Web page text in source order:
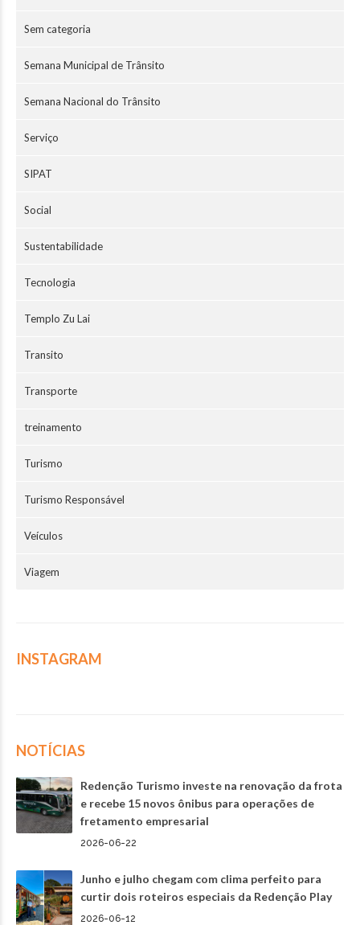
Sem categoria
Semana Municipal de Trânsito
Semana Nacional do Trânsito
Serviço
SIPAT
Social
Sustentabilidade
Tecnologia
Templo Zu Lai
Transito
Transporte
treinamento
Turismo
Turismo Responsável
Veículos
Viagem
INSTAGRAM
NOTÍCIAS
Redenção Turismo investe na renovação da frota
e recebe 15 novos ônibus para operações de
fretamento empresarial
2026-06-22
Junho e julho chegam com clima perfeito para
curtir dois roteiros especiais da Redenção Play
2026-06-12